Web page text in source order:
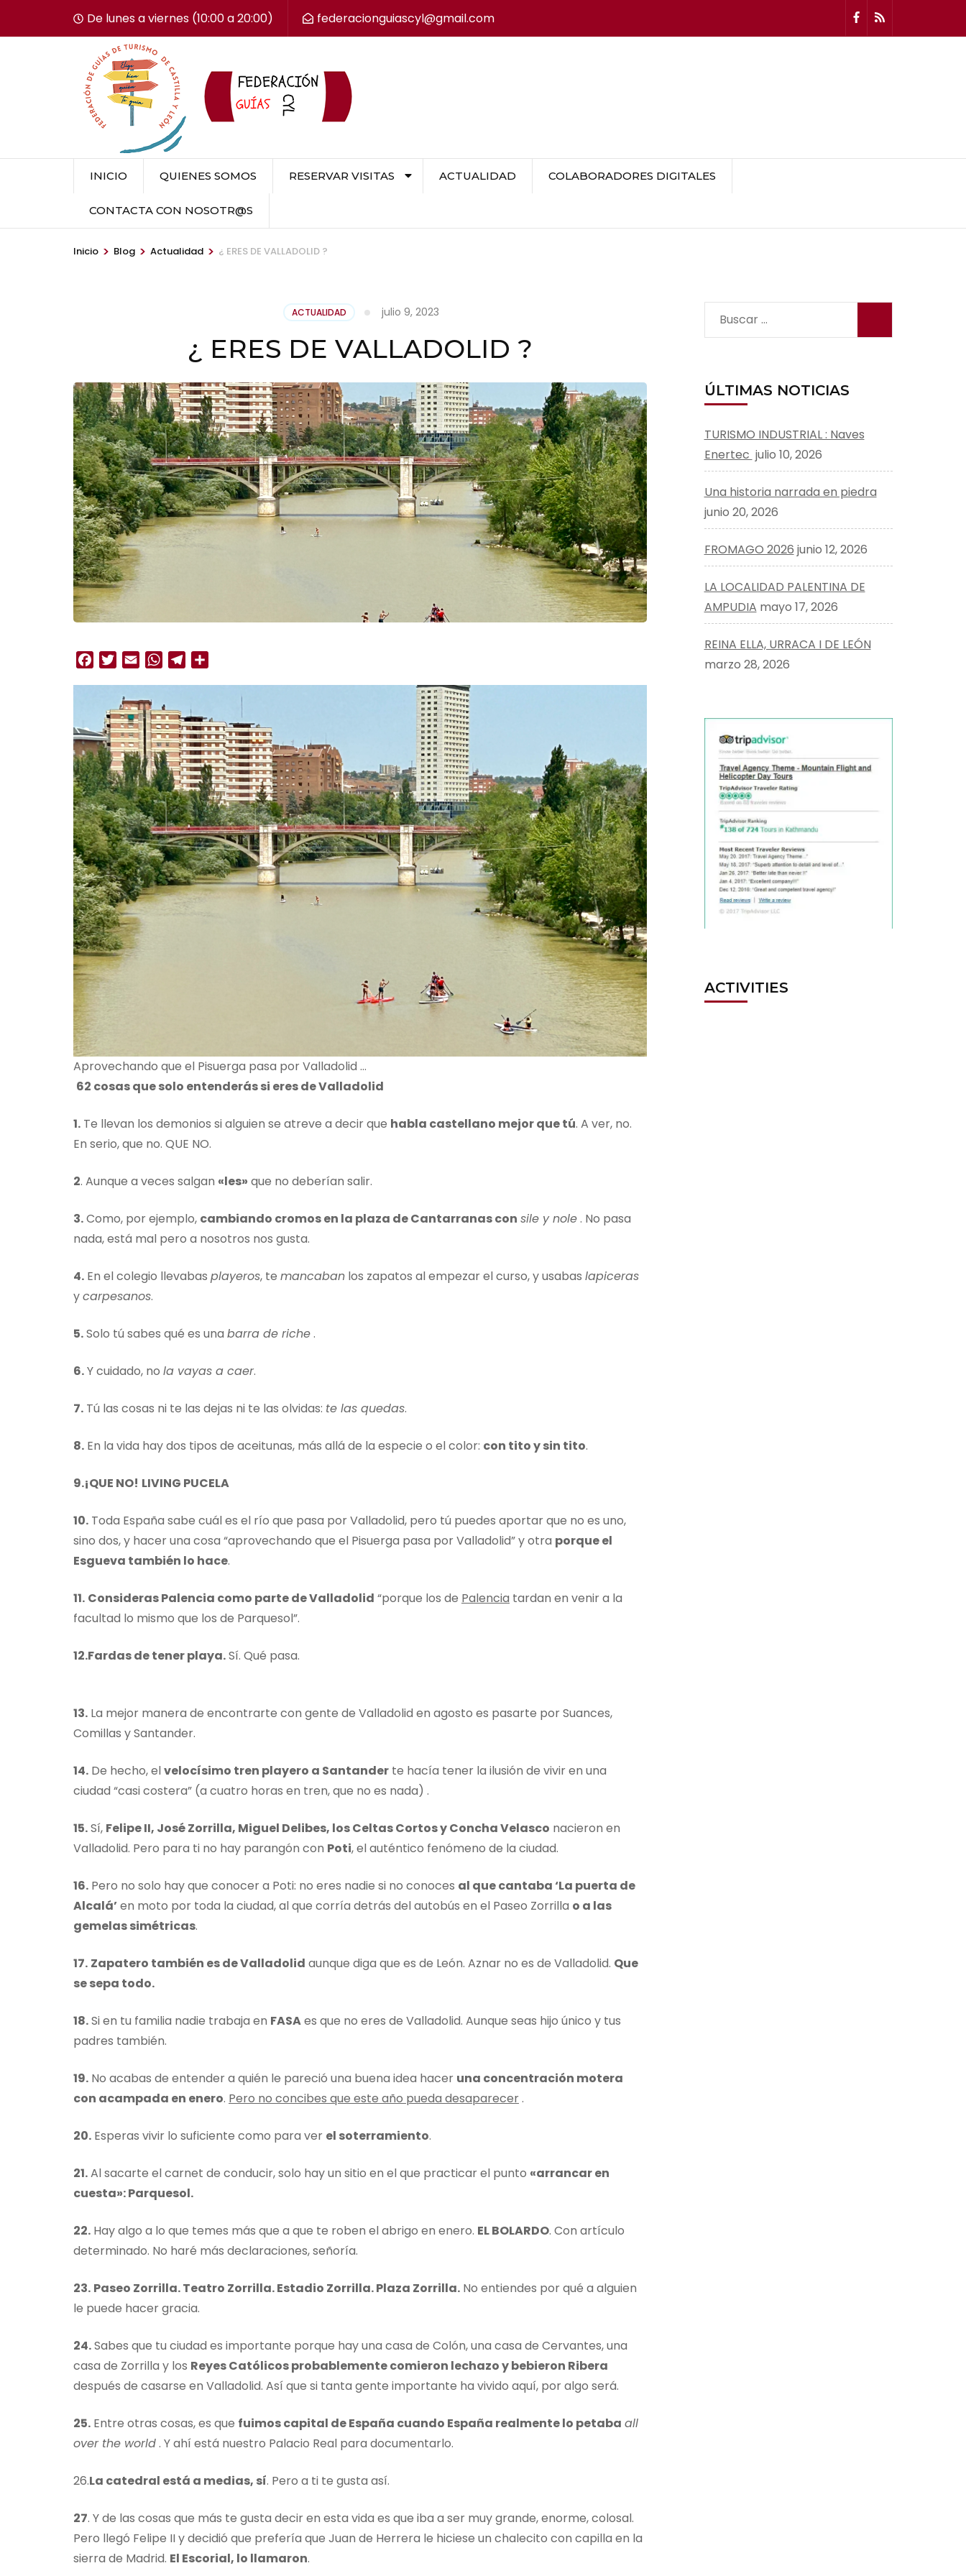
De lunes a viernes (10:00 a 20:00) federacionguiascyl@gmail.com
INICIO QUIENES SOMOS RESERVAR VISITAS ACTUALIDAD COLABORADORES DIGITALES
CONTACTA CON NOSOTR@S
Inicio > Blog > Actualidad > ¿ ERES DE VALLADOLID ?
ACTUALIDAD julio 9, 2023
¿ ERES DE VALLADOLID ?
Facebook
Twitter
Email WhatsAppTelegram
Aprovechando que el Pisuerga pasa por Valladolid …
62 cosas que solo entenderás si eres de Valladolid
1. Te llevan los demonios si alguien se atreve a decir que habla castellano mejor que tú. A ver, no.
En serio, que no. QUE NO.
2. Aunque a veces salgan «les» que no deberían salir.
3.Como, por ejemplo, cambiando cromos en la plaza de Cantarranas con sile y nole. No pasa
nada, está mal pero a nosotros nos gusta.
4. En el colegio llevabas playeros, te mancaban los zapatos al empezar el curso, y usabas lapiceras
ycarpesanos.
5.Solo tú sabes qué es una barra de riche.
6.Y cuidado, no la vayas a caer.
7. Tú las cosas ni te las dejas ni te las olvidas: te las quedas.
8. En la vida hay dos tipos de aceitunas, más allá de la especie o el color: con tito y sin tito.
9.¡QUE NO! LIVING PUCELA
10. Toda España sabe cuál es el río que pasa por Valladolid, pero tú puedes aportar que no es uno,
sino dos, y hacer una cosa “aprovechando que el Pisuerga pasa por Valladolid” y otra porque el
Esgueva también lo hace.
11. Consideras Palencia como parte de Valladolid “porque los de Palencia tardan en venir a la
facultad lo mismo que los de Parquesol”.
12.Fardas de tener playa.Sí. Qué pasa.
13. La mejor manera de encontrarte con gente de Valladolid en agosto es pasarte por Suances,
Comillas y Santander.
14. De hecho, elvelocísimo tren playero a Santander te hacía tener la ilusión de vivir en una
ciudad “casi costera” (a cuatro horas en tren, que no es nada) .
15.Sí, Felipe II, José Zorrilla, Miguel Delibes, los Celtas Cortos y Concha Velasco nacieron en
Valladolid. Pero para ti no hay parangón con Poti, el auténtico fenómeno de la ciudad.
16. Pero no solo hay que conocer a Poti: no eres nadie si no conoces al que cantaba ‘La puerta de
Alcalá’en moto por toda la ciudad, al que corría detrás del autobús en el Paseo Zorrilla o a las
gemelas simétricas.
17. Zapatero también es de Valladolid aunque diga que es de León. Aznar no es de Valladolid. Que
se sepa todo.
18.Si en tu familia nadie trabaja en FASAes que no eres de Valladolid. Aunque seas hijo único y tus
padres también.
19. No acabas de entender a quién le pareció una buena idea hacer una concentración motera
con acampada en enero. Pero no concibes que este año pueda desaparecer.
20. Esperas vivir lo suficiente como para ver el soterramiento.
21.Al sacarte el carnet de conducir, solo hay un sitio en el que practicar el punto «arrancar en
cuesta»: Parquesol.
22. Hay algo a lo que temes más que a que te roben el abrigo en enero. EL BOLARDO. Con artículo
determinado. No haré más declaraciones, señoría.
23. Paseo Zorrilla. Teatro Zorrilla. Estadio Zorrilla. Plaza Zorrilla. No entiendes por qué a alguien
le puede hacer gracia.
24.Sabes que tu ciudad es importante porque hay una casa de Colón, una casa de Cervantes, una
casa de Zorrilla y los Reyes Católicos probablemente comieron lechazo y bebieron Ribera
después de casarse en Valladolid. Así que si tanta gente importante ha vivido aquí, por algo será.
25. Entre otras cosas, es que fuimos capital de España cuando España realmente lo petaba all
over the world. Y ahí está nuestro Palacio Real para documentarlo.
26.La catedral está a medias, sí. Pero a ti te gusta así.
27. Y de las cosas que más te gusta decir en esta vida es que iba a ser muy grande, enorme, colosal.
Pero llegó Felipe II y decidió que prefería que Juan de Herrera le hiciese un chalecito con capilla en la
sierra de Madrid. El Escorial, lo llamaron.
Buscar:
ÚLTIMAS NOTICIAS
TURISMO INDUSTRIAL : Naves
Enertec julio 10, 2026
Una historia narrada en piedra
junio 20, 2026
FROMAGO 2026 junio 12, 2026
LA LOCALIDAD PALENTINA DE
AMPUDIA mayo 17, 2026
REINA ELLA, URRACA I DE LEÓN
marzo 28, 2026
ACTIVITIES